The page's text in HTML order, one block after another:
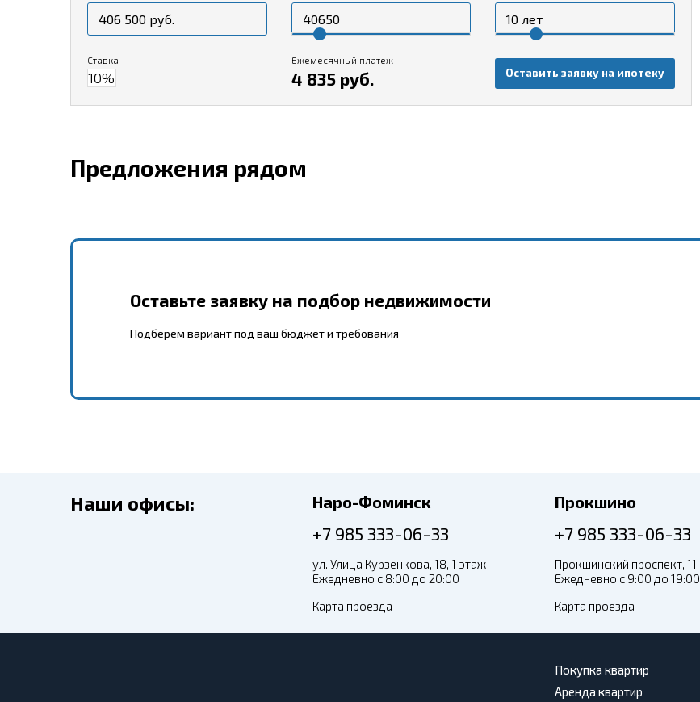
Ставка Ежемесячный платеж
4 835 руб. Оставить заявку на ипотеку
Предложения рядом
Оставьте заявку на подбор недвижимости
Подберем вариант под ваш бюджет и требования
Наши офисы: Наро-Фоминск
+7 985 333-06-33
ул. Улица Курзенкова, 18, 1 этаж
Ежедневно с 8:00 до 20:00
Карта проезда
Прокшино
+7 985 333-06-33
Прокшинский проспект, 11
Ежедневно с 9:00 до 19:00
Карта проезда
Покупка квартир
Аренда квартир